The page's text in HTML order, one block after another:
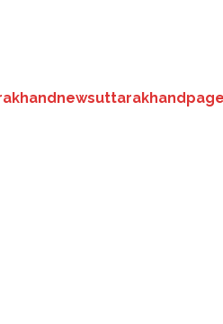
uttarakhandpage